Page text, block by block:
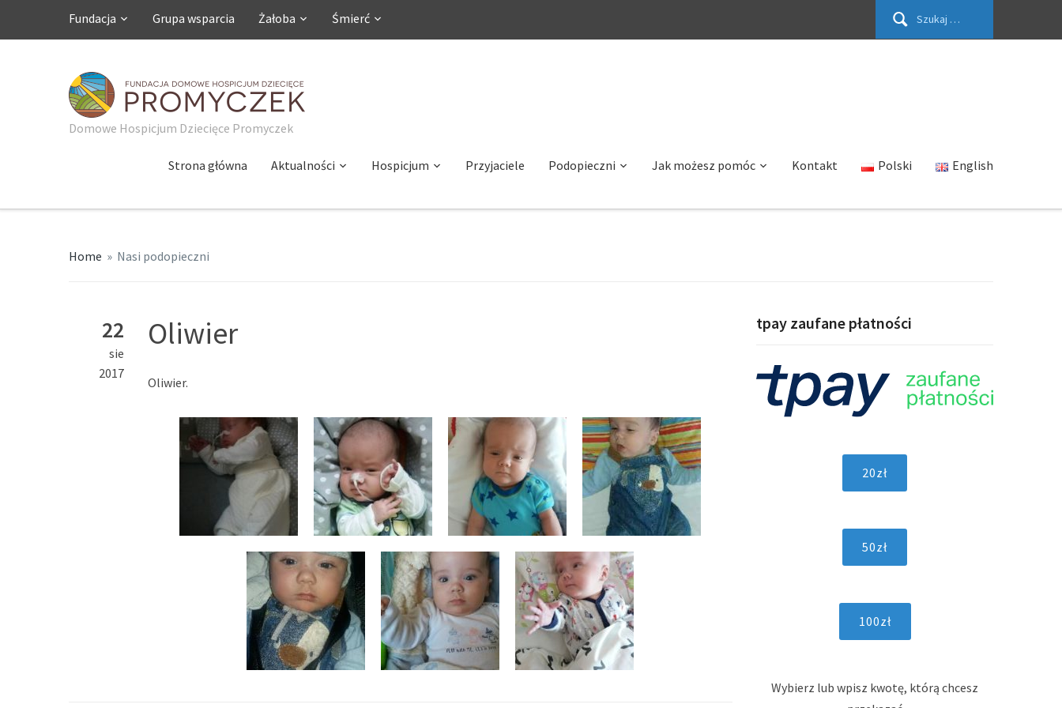
Szukaj:
Fundacja Grupa wsparcia Żałoba Śmierć
Domowe Hospicjum Dziecięce Promyczek
Strona główna Aktualności Hospicjum Przyjaciele Podopieczni Jak możesz pomóc Kontakt Polski English
Home » Nasi podopieczni
22
sie
2017
Oliwier
Oliwier.
tpay zaufane płatności
Wybierz lub wpisz kwotę, którą chcesz